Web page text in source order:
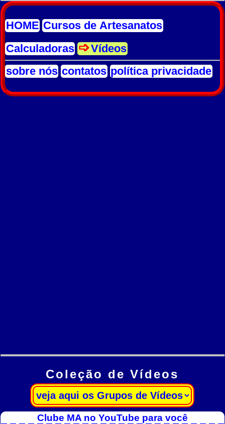
HOME Cursos de Artesanatos
Calculadoras
Vídeos
sobre nós contatos política privacidade
Coleção de Vídeos
Clube MA no YouTube para você